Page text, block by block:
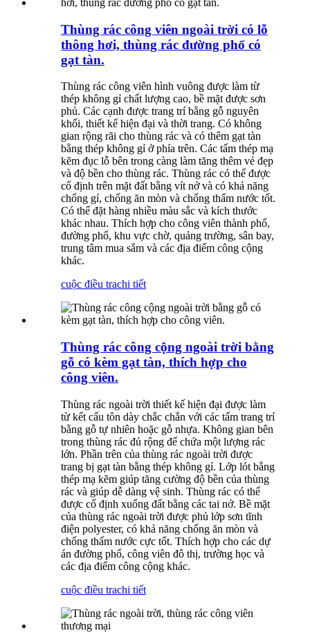
Thùng rác công viên ngoài trời có lỗ
thông hơi, thùng rác đường phố có
gạt tàn.
Thùng rác công viên hình vuông được làm từ
thép không gỉ chất lượng cao, bề mặt được sơn
phủ. Các cạnh được trang trí bằng gỗ nguyên
khối, thiết kế hiện đại và thời trang. Có không
gian rộng rãi cho thùng rác và có thêm gạt tàn
bằng thép không gỉ ở phía trên. Các tấm thép mạ
kẽm đục lỗ bên trong càng làm tăng thêm vẻ đẹp
và độ bền cho thùng rác. Thùng rác có thể được
cố định trên mặt đất bằng vít nở và có khả năng
chống gỉ, chống ăn mòn và chống thấm nước tốt.
Có thể đặt hàng nhiều màu sắc và kích thước
khác nhau. Thích hợp cho công viên thành phố,
đường phố, khu vực chờ, quảng trường, sân bay,
trung tâm mua sắm và các địa điểm công cộng
khác.
cuộc điều trachi tiết
Thùng rác công cộng ngoài trời bằng
gỗ có kèm gạt tàn, thích hợp cho
công viên.
Thùng rác ngoài trời thiết kế hiện đại được làm
từ kết cấu tôn dày chắc chắn với các tấm trang trí
bằng gỗ tự nhiên hoặc gỗ nhựa. Không gian bên
trong thùng rác đủ rộng để chứa một lượng rác
lớn. Phần trên của thùng rác ngoài trời được
trang bị gạt tàn bằng thép không gỉ. Lớp lót bằng
thép mạ kẽm giúp tăng cường độ bền của thùng
rác và giúp dễ dàng vệ sinh. Thùng rác có thể
được cố định xuống đất bằng các tai nở. Bề mặt
của thùng rác ngoài trời được phủ lớp sơn tĩnh
điện polyester, có khả năng chống ăn mòn và
chống thấm nước cực tốt. Thích hợp cho các dự
án đường phố, công viên đô thị, trường học và
các địa điểm công cộng khác.
cuộc điều trachi tiết